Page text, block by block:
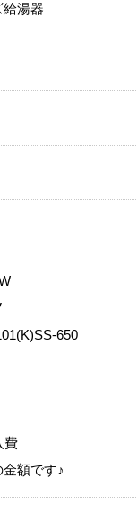
給湯器
650
費
金額です♪